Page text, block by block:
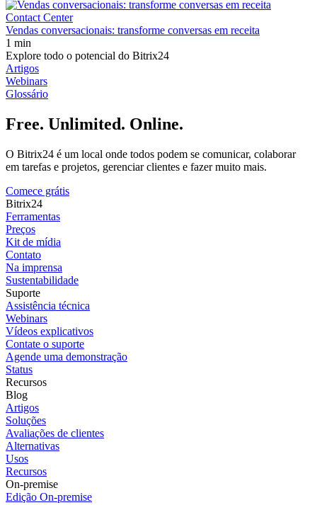
Contact Center
Vendas conversacionais: transforme conversas em receita
1 min
Explore todo o potencial do Bitrix24
Artigos
Webinars
Glossário
Free. Unlimited. Online.
O Bitrix24 é um local onde todos podem se comunicar, colaborar
em tarefas e projetos, gerenciar clientes e fazer muito mais.
Comece grátis
Bitrix24
Ferramentas
Preços
Kit de mídia
Contato
Na imprensa
Sustentabilidade
Suporte
Assistência técnica
Webinars
Vídeos explicativos
Contate o suporte
Agende uma demonstração
Status
Recursos
Blog
Artigos
Soluções
Avaliações de clientes
Alternativas
Usos
Recursos
On-premise
Edição On-premise